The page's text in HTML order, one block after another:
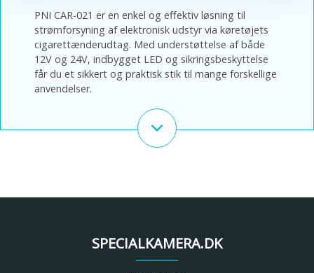
PNI CAR-021 er en enkel og effektiv løsning til
strømforsyning af elektronisk udstyr via køretøjets
cigarettænderudtag. Med understøttelse af både
12V og 24V, indbygget LED og sikringsbeskyttelse
får du et sikkert og praktisk stik til mange forskellige
anvendelser.
SPECIALKAMERA.DK